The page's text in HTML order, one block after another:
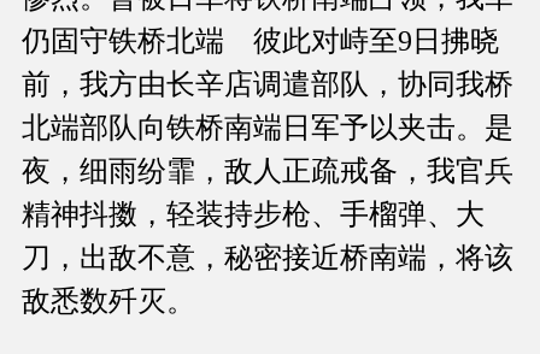
仍固守铁桥北端 彼此对峙至9日拂晓
前，我方由长辛店调遣部队，协同我桥
北端部队向铁桥南端日军予以夹击。是
夜，细雨纷霏，敌人正疏戒备，我官兵
精神抖擞，轻装持步枪、手榴弹、大
刀，出敌不意，秘密接近桥南端，将该
敌悉数歼灭。